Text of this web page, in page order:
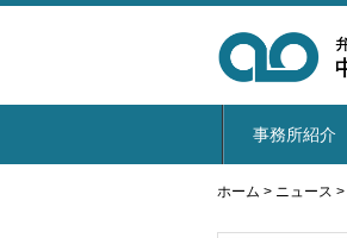
事務所紹介
ホーム > ニュース >